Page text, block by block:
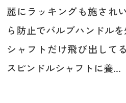
麗にラッキングも施され
ら防止でバルブハンドルを
シャフトだけ飛び出して
スピンドルシャフトに養...